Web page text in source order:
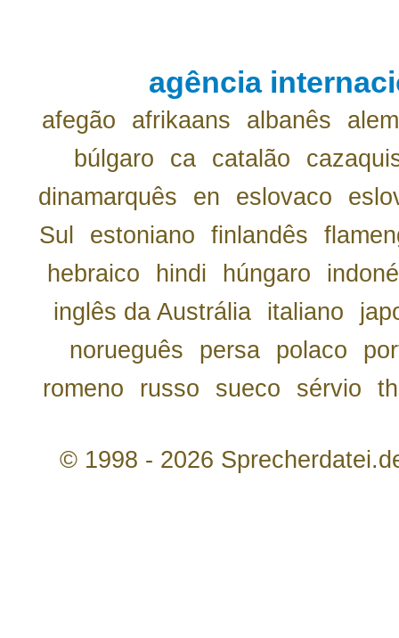
agência
afegão afrikaans albanês
búlgaro
ca catalão
dinamarquês
en eslovaco
Sul
estoniano finlandês
hebraico
hindi húngaro
inglês da Austrália
italiano
norueguês
persa polaco
romeno
russo sueco sérvio th
© 1998 - 2026